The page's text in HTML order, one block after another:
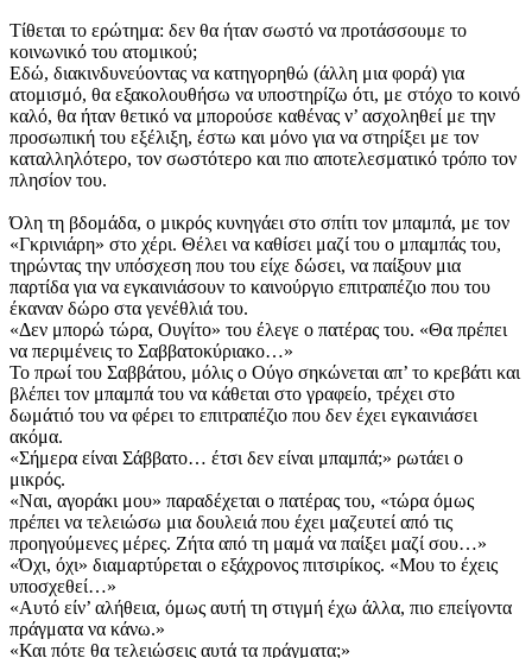
Τίθεται το ερώτημα: δεν θα ήταν σωστό να προτάσσουμε το
κοινωνικό του ατομικού;
Εδώ, διακινδυνεύοντας να κατηγορηθώ (άλλη μια φορά) για
ατομισμό, θα εξακολουθήσω να υποστηρίζω ότι, με στόχο το κοινό
καλό, θα ήταν θετικό να μπορούσε καθένας ν’ ασχοληθεί με την
προσωπική του εξέλιξη, έστω και μόνο για να στηρίξει με τον
καταλληλότερο, τον σωστότερο και πιο αποτελεσματικό τρόπο τον
πλησίον του.
Όλη τη βδομάδα, ο μικρός κυνηγάει στο σπίτι τον μπαμπά, με τον
«Γκρινιάρη» στο χέρι. Θέλει να καθίσει μαζί του ο μπαμπάς του,
τηρώντας την υπόσχεση που του είχε δώσει, να παίξουν μια
παρτίδα για να εγκαινιάσουν το καινούργιο επιτραπέζιο που του
έκαναν δώρο στα γενέθλιά του.
«Δεν μπορώ τώρα, Ουγίτο» του έλεγε ο πατέρας του. «Θα πρέπει
να περιμένεις το Σαββατοκύριακο…»
Το πρωί του Σαββάτου, μόλις ο Ούγο σηκώνεται απ’ το κρεβάτι και
βλέπει τον μπαμπά του να κάθεται στο γραφείο, τρέχει στο
δωμάτιό του να φέρει το επιτραπέζιο που δεν έχει εγκαινιάσει
ακόμα.
«Σήμερα είναι Σάββατο… έτσι δεν είναι μπαμπά;» ρω­τάει ο
μικρός.
«Ναι, αγοράκι μου» παραδέχεται ο πατέρας του, «τώρα όμως
πρέπει να τελειώσω μια δουλειά που έχει μαζευτεί από τις
προηγούμενες μέρες. Ζήτα από τη μαμά να παίξει μαζί σου…»
«Όχι, όχι» διαμαρτύρεται ο εξάχρονος πιτσιρίκος. «Μου το έχεις
υποσχεθεί…»
«Αυτό είν’ αλήθεια, όμως αυτή τη στιγμή έχω άλλα, πιο επείγοντα
πράγματα να κάνω.»
«Και πότε θα τελειώσεις αυτά τα πράγματα;»